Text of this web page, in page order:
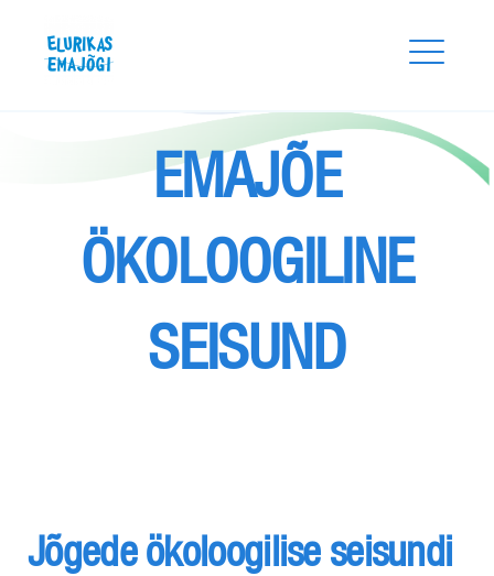
content
Elurikas Emajõgi
EMAJÕE
ÖKOLOOGILINE
SEISUND
Jõgede ökoloogilise seisundi